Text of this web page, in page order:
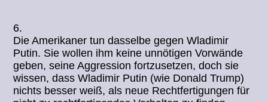
6.
Die Amerikaner tun dasselbe gegen Wladimir
Putin. Sie wollen ihm keine unnötigen Vorwände
geben, seine Aggression fortzusetzen, doch sie
wissen, dass Wladimir Putin (wie Donald Trump)
nichts besser weiß, als neue Rechtfertigungen für